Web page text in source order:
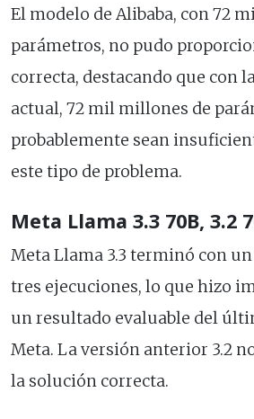
El modelo de Alibaba, con 72
parámetros, no pudo
correcta, destacando que con
actual, 72 mil millones de
probablemente sean
este tipo de problema.
Meta Llama 3.3 70B, 3.2
Meta Llama 3.3 terminó con
tres ejecuciones, lo que hizo
un resultado evaluable del
Meta. La versión anterior 3.2
la solución correcta.